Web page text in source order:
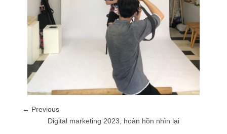
← Previous
Digital marketing 2023, hoàn hồn nhìn lại